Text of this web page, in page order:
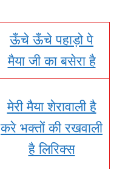
ऊँचे ऊँचे पहाड़ो पे
मैया जी का बसेरा है
मेरी मैया शेरावाली है
करे भक्तों की रखवाली
है लिरिक्स